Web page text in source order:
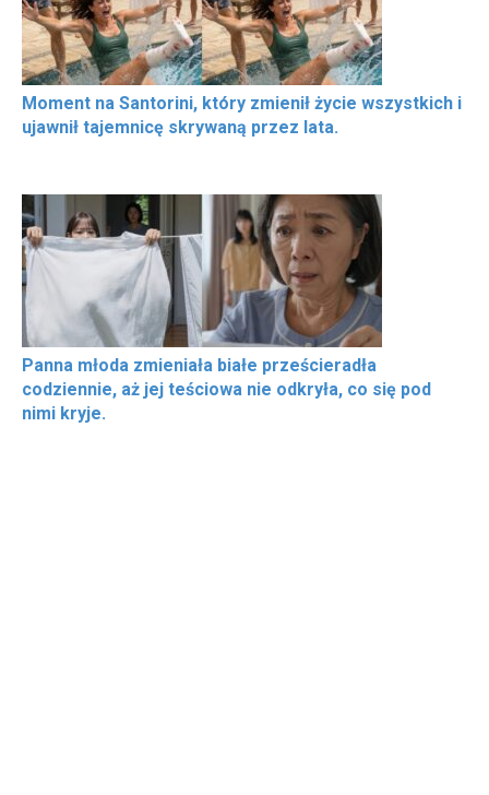
Moment na Santorini, który zmienił życie wszystkich i
ujawnił tajemnicę skrywaną przez lata.
Panna młoda zmieniała białe prześcieradła
codziennie, aż jej teściowa nie odkryła, co się pod
nimi kryje.